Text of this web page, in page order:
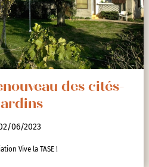
des cités-
06/2023
Vive la TASE !